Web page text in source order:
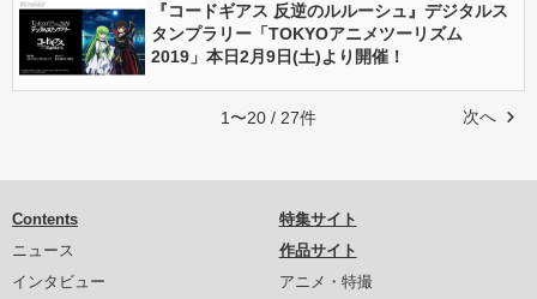
『コードギアス 反逆のルルーシュ』デジタルス
タンプラリー「TOKYOアニメツーリズム
2019」本日2月9日(土)より開催！
次へ
1〜20 / 27件
Contents
ニュース
インタビュー
特集サイト
作品サイト
アニメ・特撮